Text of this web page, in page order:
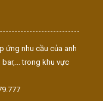
ứng nhu cầu của anh
trong khu vực